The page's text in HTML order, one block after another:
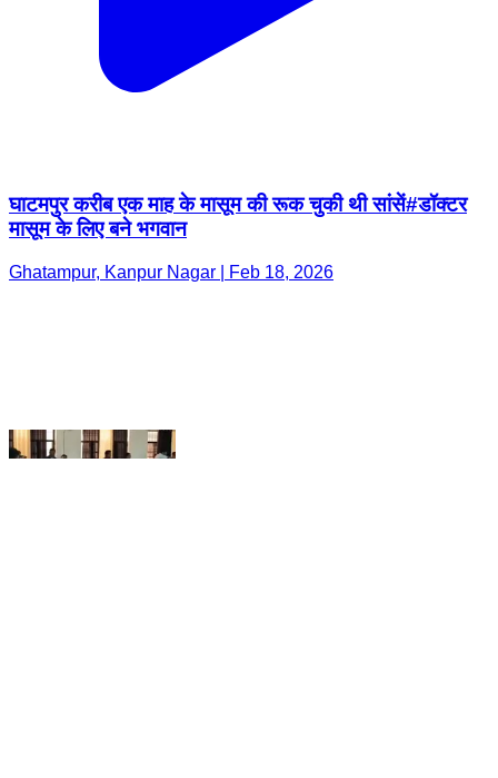
घाटमपुर करीब एक माह के मासूम की रूक चुकी थी सांसें#डॉक्टर
मासूम के लिए बने भगवान